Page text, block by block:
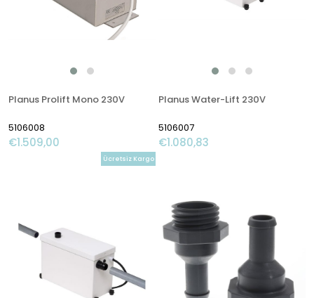
Planus Prolift Mono 230V
5106008
€1.509,00
Planus Water-Lift 230V
5106007
€1.080,83
Ücretsiz Kargo